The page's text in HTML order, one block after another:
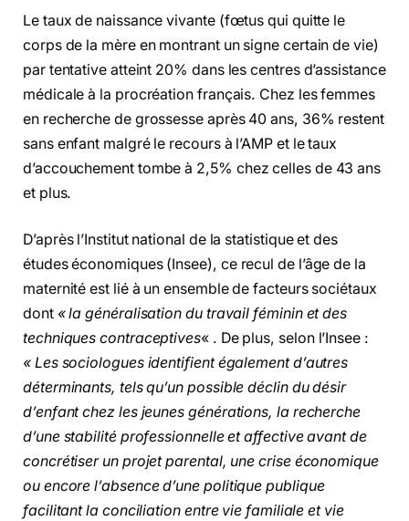
Le taux de naissance vivante (fœtus qui quitte le
corps de la mère en montrant un signe certain de vie)
par tentative atteint 20% dans les centres d’assistance
médicale à la procréation français. Chez les femmes
en recherche de grossesse après 40 ans, 36% restent
sans enfant malgré le recours à l’AMP et le taux
d’accouchement tombe à 2,5% chez celles de 43 ans
et plus.
D’après l’Institut national de la statistique et des
études économiques (Insee), ce recul de l’âge de la
maternité est lié à un ensemble de facteurs sociétaux
dont « la généralisation du travail féminin et des
techniques contraceptives« . De plus, selon l’Insee :
« Les sociologues identifient également d’autres
déterminants, tels qu’un possible déclin du désir
d’enfant chez les jeunes générations, la recherche
d’une stabilité professionnelle et affective avant de
concrétiser un projet parental, une crise économique
ou encore l’absence d’une politique publique
facilitant la conciliation entre vie familiale et vie